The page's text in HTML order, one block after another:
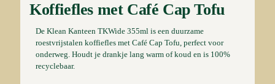
Koffiefles met Café Cap Tofu
De Klean Kanteen TKWide 355ml is een duurzame
roestvrijstalen koffiefles met Café Cap Tofu, perfect voor
onderweg. Houdt je drankje lang warm of koud en is 100%
recyclebaar.